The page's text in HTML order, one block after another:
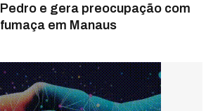
Pedro e gera preocupação com
fumaça em Manaus